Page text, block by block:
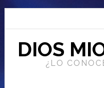
DIOS
¿LO